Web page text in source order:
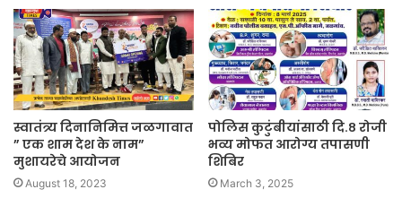
स्वातंत्र्य दिनानिमित्त जळगावात
” एक शाम देश के नाम”
मुशायरेचे आयोजन
August 18, 2023
पोलिस कुटुंबीयांसाठी दि.८ रोजी
भव्य मोफत आरोग्य तपासणी
शिबिर
March 3, 2025